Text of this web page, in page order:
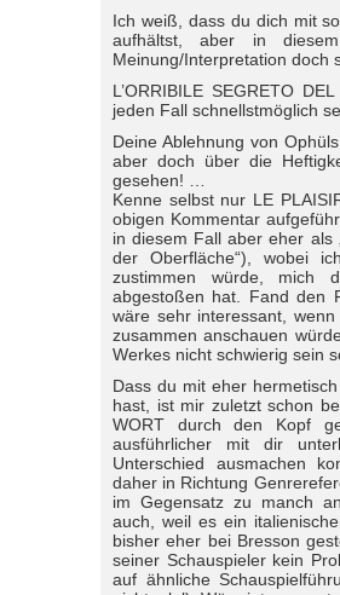
Ich weiß, dass du dich mit
aufhältst, aber in
Meinung/Interpretation doch
L’ORRIBILE SEGRETO
jeden Fall schnellstmöglich
Deine Ablehnung von
aber doch über die
gesehen! …
Kenne selbst nur LE
obigen Kommentar
in diesem Fall aber eher als
der Oberfläche“), wobei
zustimmen würde, mich
abgestoßen hat. Fand den
wäre sehr interessant,
zusammen anschauen
Werkes nicht schwierig sein
Dass du mit eher
hast, ist mir zuletzt schon
WORT durch den Kopf
ausführlicher mit dir
Unterschied ausmachen
daher in Richtung
im Gegensatz zu manch
auch, weil es ein
bisher eher bei Bresson
seiner Schauspieler kein
auf ähnliche